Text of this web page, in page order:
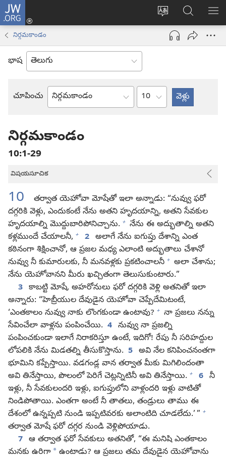
JW.ORG
సైట్
భాష
మార్చండి
లాగిన్
(కొత్త
ఓపెన్‌
JW.ORGలో
వెదకండి
నిర్గమకాండం
భాష
చూపించు
బైబిలు
అధ్యాయం
నిర్గమకాండం
10:1-29
విషయసూచిక
10
తర్వాత యెహోవా మోషేతో ఇలా అన్నాడు: “నువ్వు ఫరో
దగ్గరికి వెళ్లు, ఎందుకంటే నేను అతని హృదయాన్ని, అతని సేవకుల
హృదయాల్ని మొద్దుబారిపోనిచ్చాను. + నేను ఈ అద్భుతాల్ని అతని
కళ్లముందే చేయాలనీ, + 2 అలాగే నేను ఐగుప్తు దేశాన్ని ఎంత
కఠినంగా శిక్షించానో, ఆ ప్రజల మధ్య ఎలాంటి అద్భుతాలు చేశానో
నువ్వు నీ కుమారులకు, నీ మనవళ్లకు ప్రకటించాలనీ + అలా చేశాను;
నేను యెహోవానని మీరు ఖచ్చితంగా తెలుసుకుంటారు.”
3 కాబట్టి మోషే, అహరోనులు ఫరో దగ్గరికి వెళ్లి అతనితో ఇలా
అన్నారు: “హెబ్రీయుల దేవుడైన యెహోవా చెప్పేదేమిటంటే,
‘ఎంతకాలం నువ్వు నాకు లొంగకుండా ఉంటావు? + నా ప్రజలు నన్ను
సేవించేలా వాళ్లను పంపించేయి. 4 నువ్వు నా ప్రజల్ని
పంపించకుండా ఇలాగే నిరాకరిస్తూ ఉంటే, ఇదిగో! రేపు నీ సరిహద్దుల
లోపలికి నేను మిడతల్ని తీసుకొస్తాను. 5 అవి నేల కనిపించనంతగా
భూమిని కప్పేస్తాయి. వడగండ్ల వాన తర్వాత మీకు మిగిలిందంతా
అవి తినేస్తాయి, పొలంలో పెరిగే చెట్లన్నిటినీ అవి తినేస్తాయి. + 6 నీ
ఇళ్లు, నీ సేవకులందరి ఇళ్లు, ఐగుప్తులోని వాళ్లందరి ఇళ్లు వాటితో
నిండిపోతాయి. ఎంతగా అంటే నీ తాతలు, తండ్రులు తాము ఈ
దేశంలో ఉన్నప్పటి నుండి ఇప్పటివరకు అలాంటిది చూడలేదు.’ ” +
తర్వాత మోషే ఫరో దగ్గర నుండి వెళ్లిపోయాడు.
7 ఆ తర్వాత ఫరో సేవకులు అతనితో, “ఈ మనిషి ఎంతకాలం
మనకు ఉరిగా * ఉంటాడు? ఆ ప్రజలు తమ దేవుడైన యెహోవాను